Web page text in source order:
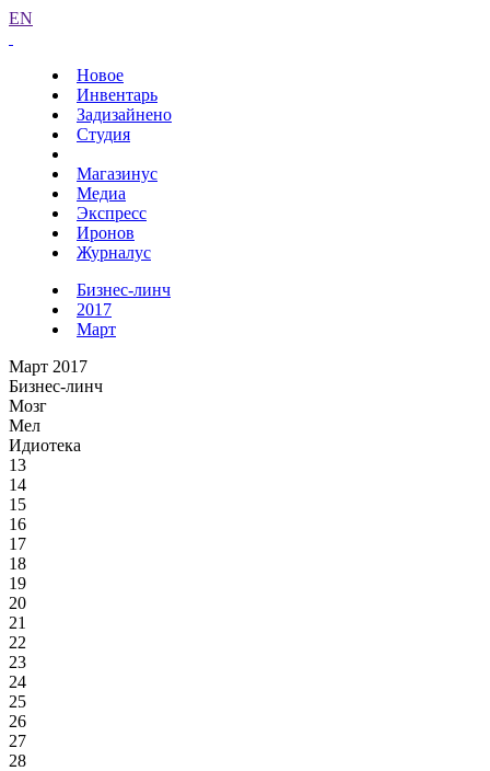
EN
Новое
Инвентарь
Задизайнено
Студия
Магазинус
Медиа
Экспресс
Иронов
Журналус
Бизнес-линч
2017
Март
Март 2017
Бизнес-линч
Мозг
Мел
Идиотека
13
14
15
16
17
18
19
20
21
22
23
24
25
26
27
28